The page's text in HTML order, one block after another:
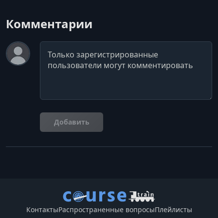
Комментарии
Комментарий
Добавить
КонтактыРаспространенные вопросыПлейлисты